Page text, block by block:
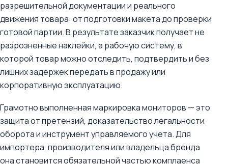
разрешительной документации и реального
движения товара: от подготовки макета до проверки
готовой партии. В результате заказчик получает не
разрозненные наклейки, а рабочую систему, в
которой товар можно отследить, подтвердить и без
лишних задержек передать в продажу или
корпоративную эксплуатацию.
Грамотно выполненная маркировка мониторов — это
защита от претензий, доказательство легальности
оборота и инструмент управляемого учета. Для
импортера, производителя или владельца бренда
она становится обязательной частью комплаенса